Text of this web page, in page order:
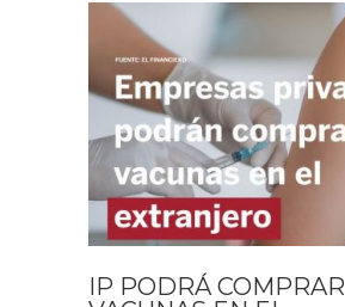
IP PODRÁ COMPRAR